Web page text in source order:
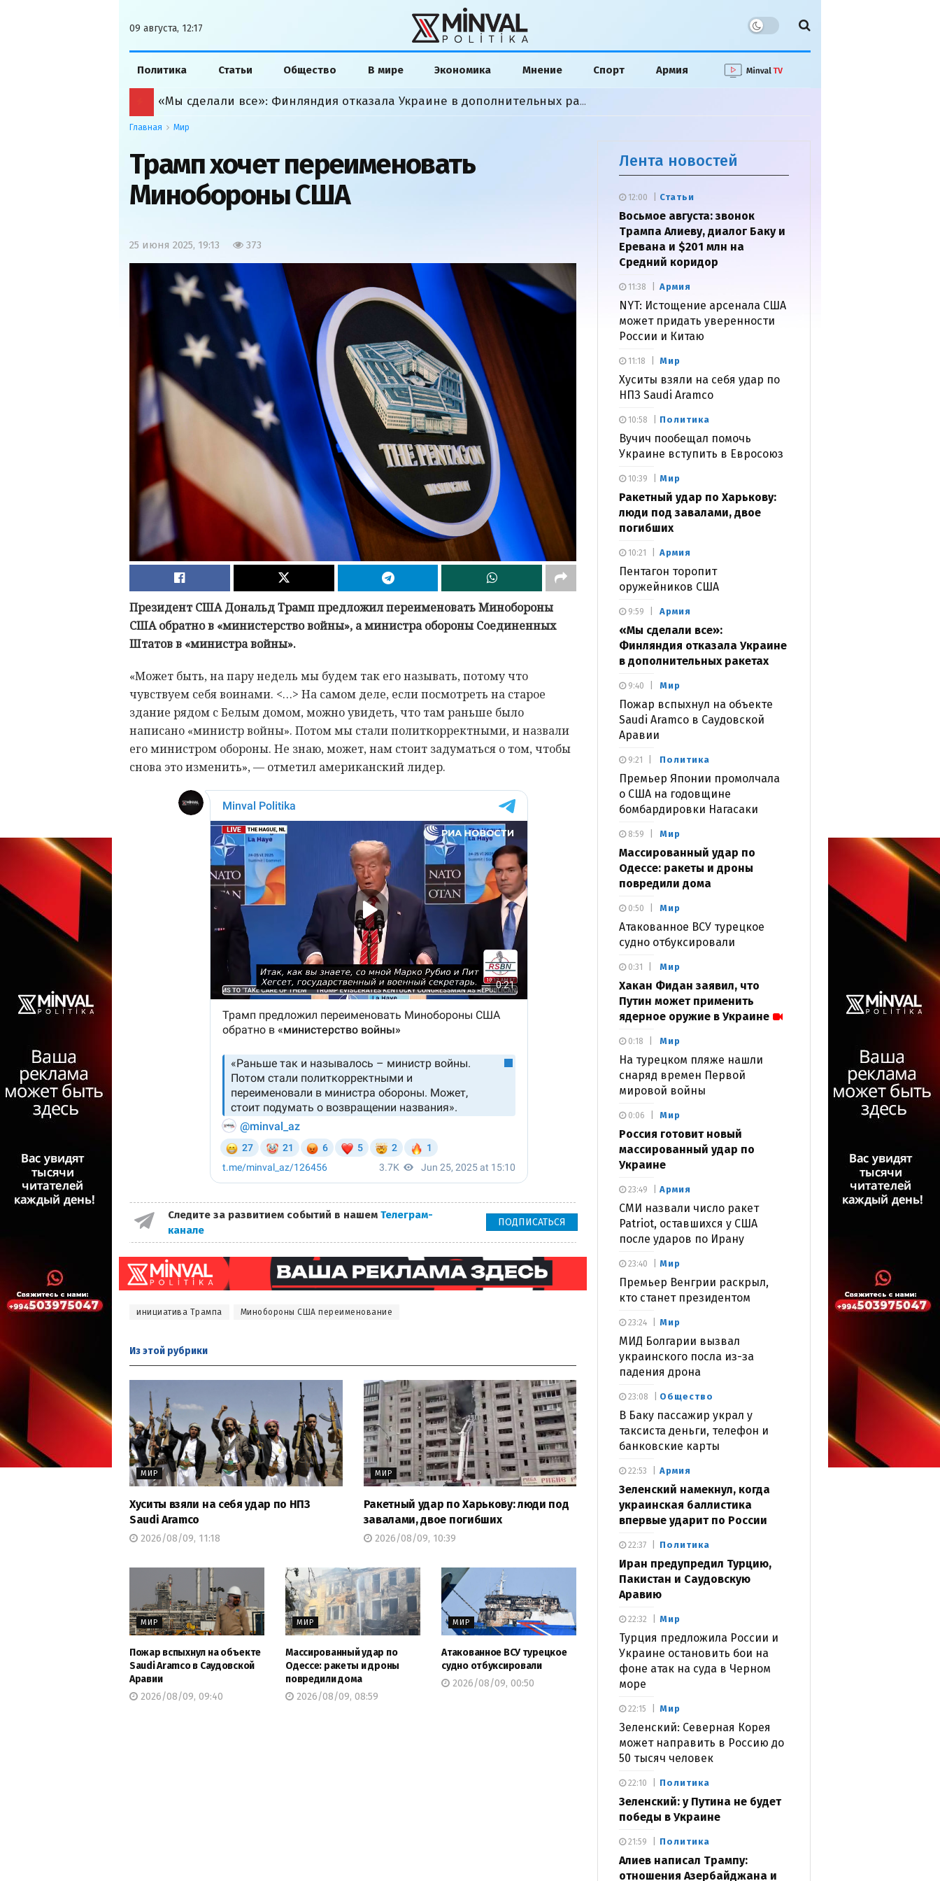
09 августа, 12:17
Политика Статьи Общество В мире Экономика Мнение Спорт Армия
«Мы сделали все»: Финляндия отказала Украине в дополнительных ракетах
Главная Мир
Трамп хочет переименовать
Минобороны США
25 июня 2025, 19:13 373
Президент США Дональд Трамп предложил переименовать Минобороны
США обратно в «министерство войны», а министра обороны Соединенных
Штатов в «министра войны».
«Может быть, на пару недель мы будем так его называть, потому что
чувствуем себя воинами. <…> На самом деле, если посмотреть на старое
здание рядом с Белым домом, можно увидеть, что там раньше было
написано «министр войны». Потом мы стали политкорректными, и назвали
его министром обороны. Не знаю, может, нам стоит задуматься о том, чтобы
снова это изменить», — отметил американский лидер.
Следите за развитием событий в нашем Телеграм-
канале
ПОДПИСАТЬСЯ
инициатива Трампа Минобороны США переименование
Из этой рубрики
МИР
Хуситы взяли на себя удар по НПЗ
Saudi Aramco
2026/08/09, 11:18
МИР
Ракетный удар по Харькову: люди под
завалами, двое погибших
2026/08/09, 10:39
МИР
Пожар вспыхнул на объекте
Saudi Aramco в Саудовской
Аравии
2026/08/09, 09:40
МИР
Массированный удар по
Одессе: ракеты и дроны
повредили дома
2026/08/09, 08:59
МИР
Атакованное ВСУ турецкое
судно отбуксировали
2026/08/09, 00:50
Лента новостей
Статьи
Восьмое августа: звонок
Трампа Алиеву, диалог Баку и
Еревана и $201 млн на
Средний коридор
12:00
Армия
NYT: Истощение арсенала США
может придать уверенности
России и Китаю
11:38
Мир
Хуситы взяли на себя удар по
НПЗ Saudi Aramco
11:18
Политика
Вучич пообещал помочь
Украине вступить в Евросоюз
10:58
Мир
Ракетный удар по Харькову:
люди под завалами, двое
погибших
10:39
Армия
Пентагон торопит
оружейников США
10:21
Армия
«Мы сделали все»:
Финляндия отказала Украине
в дополнительных ракетах
9:59
Мир
Пожар вспыхнул на объекте
Saudi Aramco в Саудовской
Аравии
9:40
Политика
Премьер Японии промолчала
о США на годовщине
бомбардировки Нагасаки
9:21
Мир
Массированный удар по
Одессе: ракеты и дроны
повредили дома
8:59
Мир
Атакованное ВСУ турецкое
судно отбуксировали
0:50
Мир
Хакан Фидан заявил, что
Путин может применить
ядерное оружие в Украине
0:31
Мир
На турецком пляже нашли
снаряд времен Первой
мировой войны
0:18
Мир
Россия готовит новый
массированный удар по
Украине
0:06
Армия
СМИ назвали число ракет
Patriot, оставшихся у США
после ударов по Ирану
23:49
Мир
Премьер Венгрии раскрыл,
кто станет президентом
23:40
Мир
МИД Болгарии вызвал
украинского посла из-за
падения дрона
23:24
Общество
В Баку пассажир украл у
таксиста деньги, телефон и
банковские карты
23:08
Армия
Зеленский намекнул, когда
украинская баллистика
впервые ударит по России
22:53
Политика
Иран предупредил Турцию,
Пакистан и Саудовскую
Аравию
22:37
Мир
Турция предложила России и
Украине остановить бои на
фоне атак на суда в Черном
море
22:32
Мир
Зеленский: Северная Корея
может направить в Россию до
50 тысяч человек
22:15
Политика
Зеленский: у Путина не будет
победы в Украине
22:10
Политика
Алиев написал Трампу:
отношения Азербайджана и
21:59